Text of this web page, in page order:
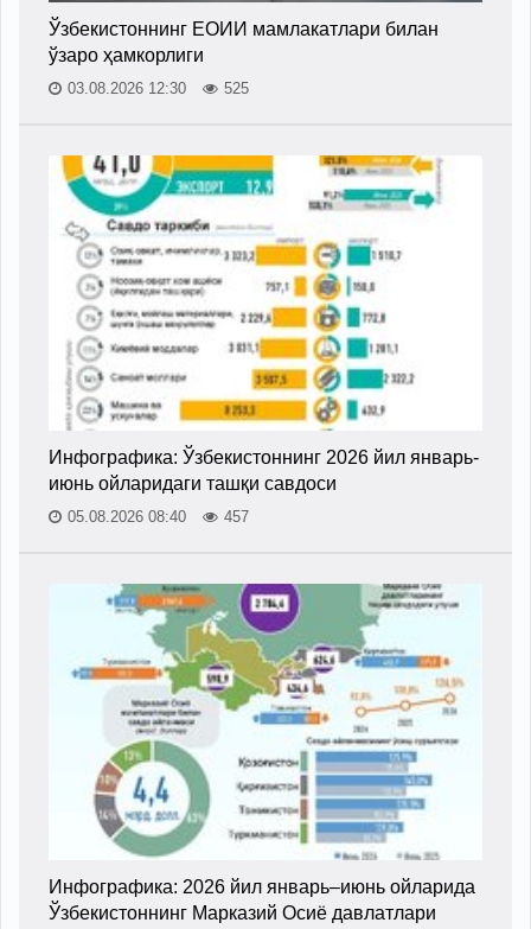
Ўзбекистоннинг ЕОИИ мамлакатлари билан
ўзаро ҳамкорлиги
03.08.2026 12:30 525
Инфографика: Ўзбекистоннинг 2026 йил январь-
июнь ойларидаги ташқи савдоси
05.08.2026 08:40 457
Инфографика: 2026 йил январь–июнь ойларида
Ўзбекистоннинг Марказий Осиё давлатлари